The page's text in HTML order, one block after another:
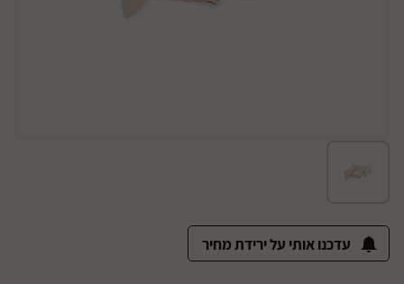
עדכנו אותי על ירידת מחיר